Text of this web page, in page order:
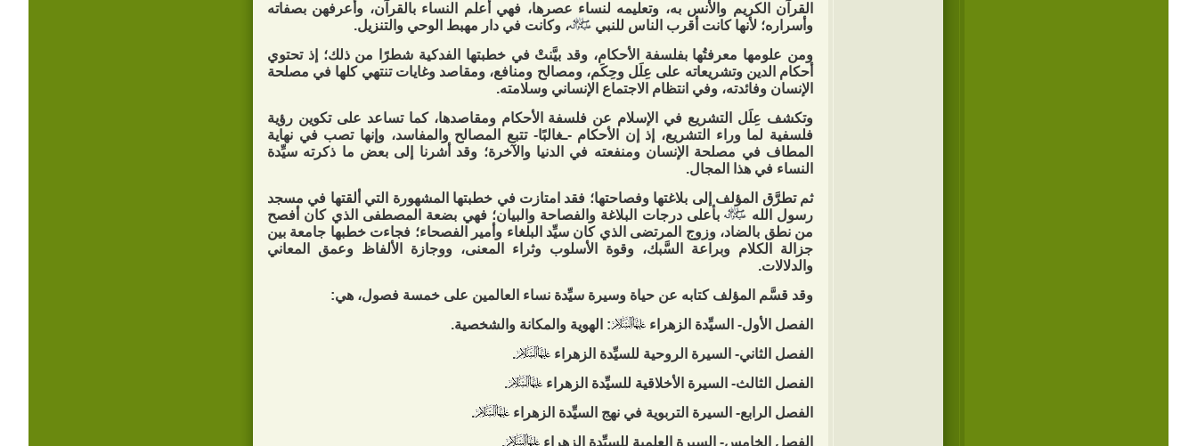
القرآن الكريم والأنس به، وتعليمه لنساء عصرها، فهي أعلم النساء بالقرآن، وأعرفهن بصفاته
وأسراره؛ لأنها كانت أقرب الناس للنبي
، وكانت في دار مهبط الوحي والتنزيل.
ومن علومها معرفتُها بفلسفة الأحكام، وقد بيَّنتْ في خطبتها الفدكية شطرًا من ذلك؛ إذ تحتوي
أحكام الدين وتشريعاته على عِلَل وحِكَم، ومصالح ومنافع، ومقاصد وغايات تنتهي كلها في مصلحة
الإنسان وفائدته، وفي انتظام الاجتماع الإنساني وسلامته.
وتكشف عِلَل التشريع في الإسلام عن فلسفة الأحكام ومقاصدها، كما تساعد على تكوين رؤية
فلسفية لما وراء التشريع، إذ إن الأحكام -ـغالبًا- تتبع المصالح والمفاسد، وإنها تصب في نهاية
المطاف في مصلحة الإنسان ومنفعته في الدنيا والآخرة؛ وقد أشرنا إلى بعض ما ذكرته سيِّدة
النساء في هذا المجال.
ثم تطرَّق المؤلف إلى بلاغتها وفصاحتها؛ فقد امتازت في خطبتها المشهورة التي ألقتها في مسجد
رسول الله
بأعلى درجات البلاغة والفصاحة والبيان؛ فهي بضعة المصطفى الذي كان أفصح
من نطق بالضاد، وزوج المرتضى الذي كان سيِّد البلغاء وأمير الفصحاء؛ فجاءت خطبها جامعة بين
جزالة الكلام وبراعة السَّبك، وقوة الأسلوب وثراء المعنى، ووجازة الألفاظ وعمق المعاني
والدلالات.
وقد قسَّم المؤلف كتابه عن حياة وسيرة سيِّدة نساء العالمين على خمسة فصول، هي:
الفصل الأول- السيِّدة الزهراء
: الهوية والمكانة والشخصية.
الفصل الثاني- السيرة الروحية للسيِّدة الزهراء
.
الفصل الثالث- السيرة الأخلاقية للسيِّدة الزهراء
.
الفصل الرابع- السيرة التربوية في نهج السيِّدة الزهراء
.
الفصل الخامس- السيرة العلمية للسيِّدة الزهراء
.